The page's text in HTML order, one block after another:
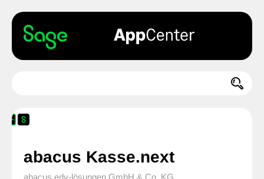
abacus Kasse.next
abacus edv-lösungen GmbH & Co. KG